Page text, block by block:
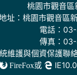
桃園市觀音
址：桃園市觀音區
電話：
傳真：
維護與個資保護聯
FireFox或